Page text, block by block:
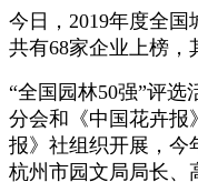
今日，2019年度全国
共有68家企业上榜，
“全国园林50强”评
分会和《中国花卉报
报》社组织开展，今
杭州市园文局局长、